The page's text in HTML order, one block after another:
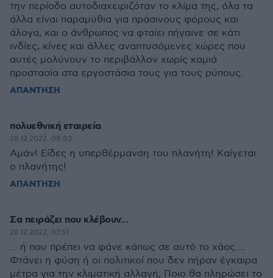
την περίοδο αυτοδιαχειριζόταν το κλίμα της, όλα τα
άλλα είναι παραμύθια για πράσινους φόρους και
άλογα, και ο άνθρωπος να φταίει πήγαινε σε κάτι
ινδίες, κίνες και άλλες αναπτυσόμενες χώρες που
αυτές μολύνουν το περιβάλλον χωρίς καμιά
προστασία στα εργοστάσια τους για τους ρύπους.
ΑΠΑΝΤΗΣΗ
πολυεθνική εταιρεία
28.12.2022, 08:03
Αμάν! Είδες η υπερθέρμανση του πλανήτη! Καίγεται
ο πλανήτης!
ΑΠΑΝΤΗΣΗ
Σα πειράζει που κλέβουν...
28.12.2022, 07:51
... ή που πρέπει να φάνε κάπως σε αυτό το χάος....
Φτάνει η φύση ή οι πολιτικοί που δεν πήραν έγκαιρα
μέτρα για την κλιματική αλλαγή; Ποιο θα πληρώσει το